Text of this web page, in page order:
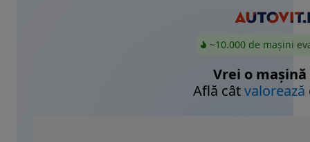
~10.000 de mașini
Vrei o mașină
Află câtvalorează